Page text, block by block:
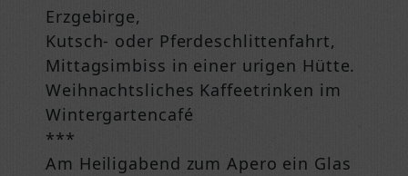
Erzgebirge,
Kutsch- oder Pferdeschlittenfahrt,
Mittagsimbiss in einer urigen Hütte.
Weihnachtsliches Kaffeetrinken im
Wintergartencafé
***
Am Heiligabend zum Apero ein Glas